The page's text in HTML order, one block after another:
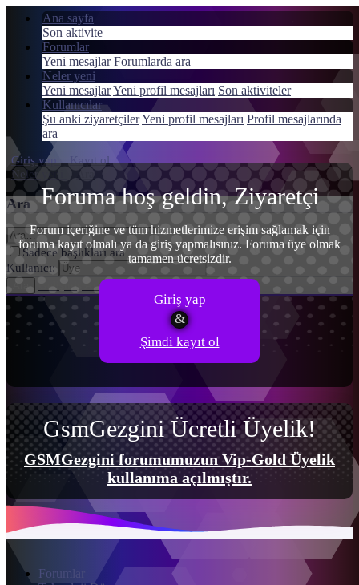
Ana sayfa
Son aktivite
Forumlar
Yeni mesajlar Forumlarda ara
Neler yeni
Yeni mesajlarYeni profil mesajları Son aktiviteler
Kullanıcılar
Şu anki ziyaretçilerYeni profil mesajları Profil mesajlarında
ara
Giriş yap
Kayıt ol
Neler yeni
Ara
Ara
Sadece başlıkları ara
Kullanıcı:
Ara Gelişmiş Arama…
Menü
Giriş yap
Kayıt ol
Foruma hoş geldin, Ziyaretçi
Forum içeriğine ve tüm hizmetlerimize erişim sağlamak için
foruma kayıt olmalı ya da giriş yapmalısınız. Foruma üye olmak
tamamen ücretsizdir.
Giriş yap
Şimdi kayıt ol
GsmGezgini Ücretli Üyelik!
GSMGezgini forumumuzun Vip-Gold Üyelik
kullanıma açılmıştır.
Forumlar